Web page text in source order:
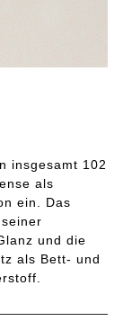
insgesamt 102
als
ein. Das
und die
als Bett- und